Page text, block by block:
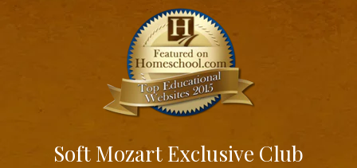
Soft Mozart Exclusive Club